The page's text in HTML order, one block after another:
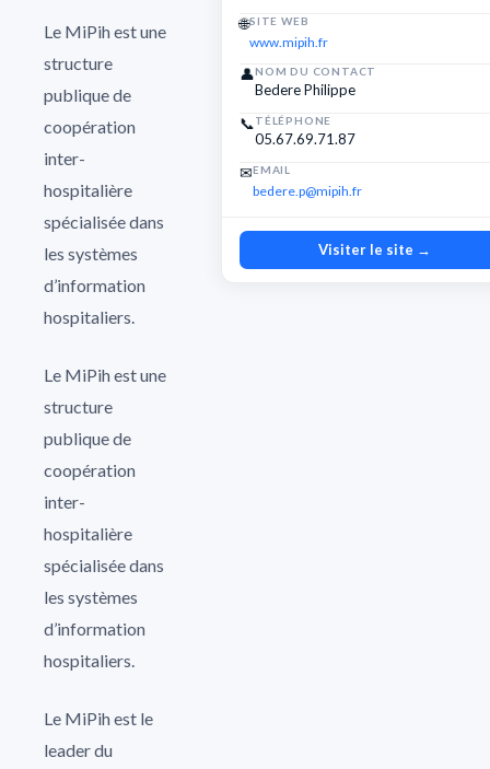
Le MiPih est une
structure
publique de
coopération
inter-
hospitalière
spécialisée dans
les systèmes
d’information
hospitaliers.
Le MiPih est une
structure
publique de
coopération
inter-
hospitalière
spécialisée dans
les systèmes
d’information
hospitaliers.
Le MiPih est le
leader du
🌐SITE WEB
www.mipih.fr
👤NOM DU CONTACT
Bedere Philippe
📞TÉLÉPHONE
05.67.69.71.87
✉EMAIL
bedere.p@mipih.fr
Visiter le site →